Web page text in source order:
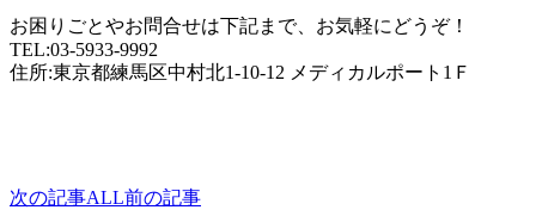
お困りごとやお問合せは下記まで、お気軽にどうぞ！
TEL:03-5933-9992
住所:東京都練馬区中村北1-10-12 メディカルポート1Ｆ
次の記事ALL前の記事